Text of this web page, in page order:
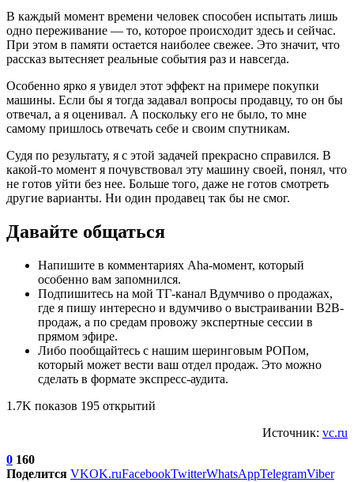
В каждый момент времени человек способен испытать лишь
одно переживание — то, которое происходит здесь и сейчас.
При этом в памяти остается наиболее свежее. Это значит, что
рассказ вытесняет реальные события раз и навсегда.
Особенно ярко я увидел этот эффект на примере покупки
машины. Если бы я тогда задавал вопросы продавцу, то он бы
отвечал, а я оценивал. А поскольку его не было, то мне
самому пришлось отвечать себе и своим спутникам.
Судя по результату, я с этой задачей прекрасно справился. В
какой-то момент я почувствовал эту машину своей, понял, что
не готов уйти без нее. Больше того, даже не готов смотреть
другие варианты. Ни один продавец так бы не смог.
Давайте общаться
Напишите в комментариях Aha-момент, который
особенно вам запомнился.
Подпишитесь на мой ТГ-канал Вдумчиво о продажах,
где я пишу интересно и вдумчиво о выстраивании B2B-
продаж, а по средам провожу экспертные сессии в
прямом эфире.
Либо пообщайтесь с нашим шеринговым РОПом,
который может вести ваш отдел продаж. Это можно
сделать в формате экспресс-аудита.
1.7K показов 195 открытий
Источник: vc.ru
0 160
Поделится VKOK.ruFacebookTwitterWhatsAppTelegramViber